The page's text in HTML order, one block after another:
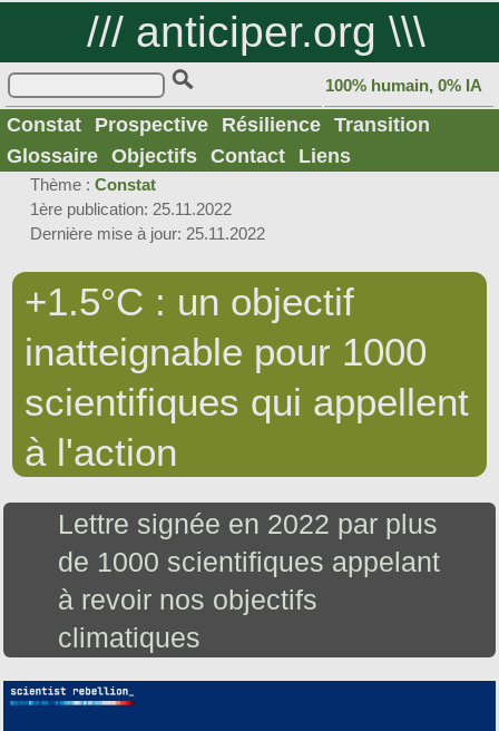
/// anticiper.org \\\
100% humain, 0% IA
Constat Prospective Résilience Transition
Glossaire Objectifs Contact Liens
Thème : Constat
1ère publication: 25.11.2022
Dernière mise à jour: 25.11.2022
+1.5°C : un objectif
inatteignable pour 1000
scientifiques qui appellent
à l'action
Lettre signée en 2022 par plus
de 1000 scientifiques appelant
à revoir nos objectifs
climatiques